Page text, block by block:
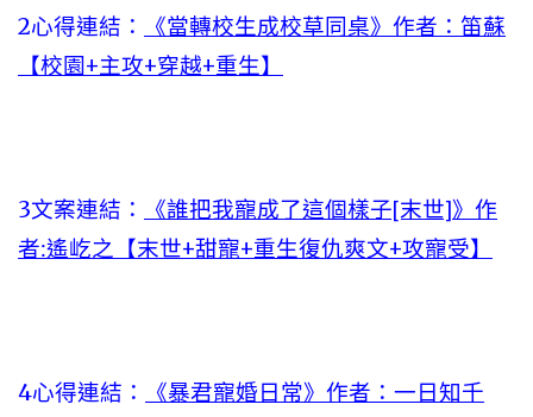
2心得連結：
《當轉校生成校草同桌》作者：笛蘇
【校園+主攻+穿越+重生】
3文案連結：
《誰把我寵成了這個樣子[末世]》作
者:遙屹之【末世+甜寵+重生復仇爽文+攻寵受】
4心得連結：
《暴君寵婚日常》作者：一日知千